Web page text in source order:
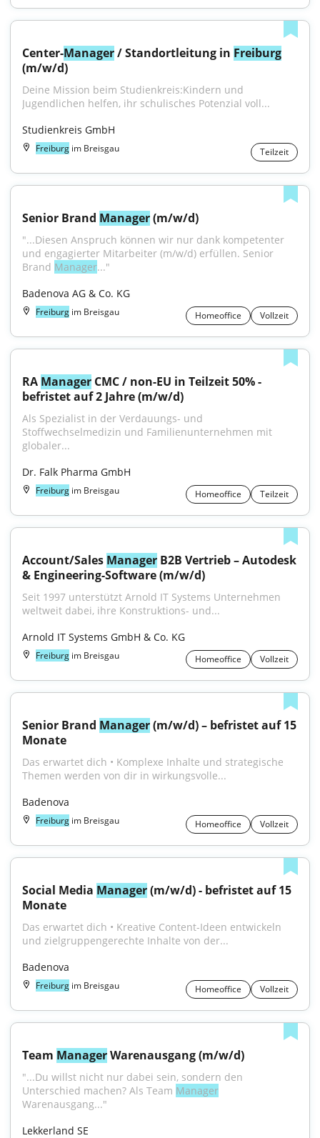
Center-Manager / Standortleitung in Freiburg
(m/w/d)
Deine Mission beim Studienkreis:Kindern und
Jugendlichen helfen, ihr schulisches Potenzial voll...
Studienkreis GmbH
Freiburg im Breisgau Teilzeit
Senior Brand Manager (m/w/d)
"...Diesen Anspruch können wir nur dank kompetenter
und engagierter Mitarbeiter (m/w/d) erfüllen. Senior
Brand Manager..."
Badenova AG & Co. KG
Freiburg im Breisgau Homeoffice Vollzeit
RA Manager CMC / non-EU in Teilzeit 50% -
befristet auf 2 Jahre (m/w/d)
Als Spezialist in der Verdauungs- und
Stoffwechselmedizin und Familienunternehmen mit
globaler...
Dr. Falk Pharma GmbH
Freiburg im Breisgau Homeoffice Teilzeit
Account/Sales Manager B2B Vertrieb – Autodesk
& Engineering-Software (m/w/d)
Seit 1997 unterstützt Arnold IT Systems Unternehmen
weltweit dabei, ihre Konstruktions- und...
Arnold IT Systems GmbH & Co. KG
Freiburg im Breisgau Homeoffice Vollzeit
Senior Brand Manager (m/w/d) – befristet auf 15
Monate
Das erwartet dich • Komplexe Inhalte und strategische
Themen werden von dir in wirkungsvolle...
Badenova
Freiburg im Breisgau Homeoffice Vollzeit
Social Media Manager (m/w/d) - befristet auf 15
Monate
Das erwartet dich • Kreative Content-Ideen entwickeln
und zielgruppengerechte Inhalte von der...
Badenova
Freiburg im Breisgau Homeoffice Vollzeit
Team Manager Warenausgang (m/w/d)
"...Du willst nicht nur dabei sein, sondern den
Unterschied machen? Als Team Manager
Warenausgang..."
Lekkerland SE